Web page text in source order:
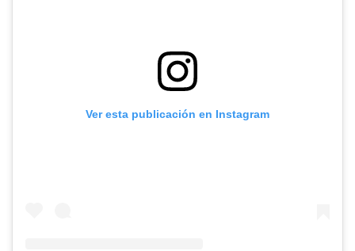
Ver esta publicación en Instagram